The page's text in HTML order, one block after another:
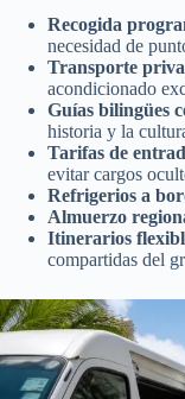
Recogida
necesidad de
Transporte
acondicionado
Guías bilingües
historia y la
Tarifas de
evitar cargos
Refrigerios a
Almuerzo
Itinerarios
compartidas del